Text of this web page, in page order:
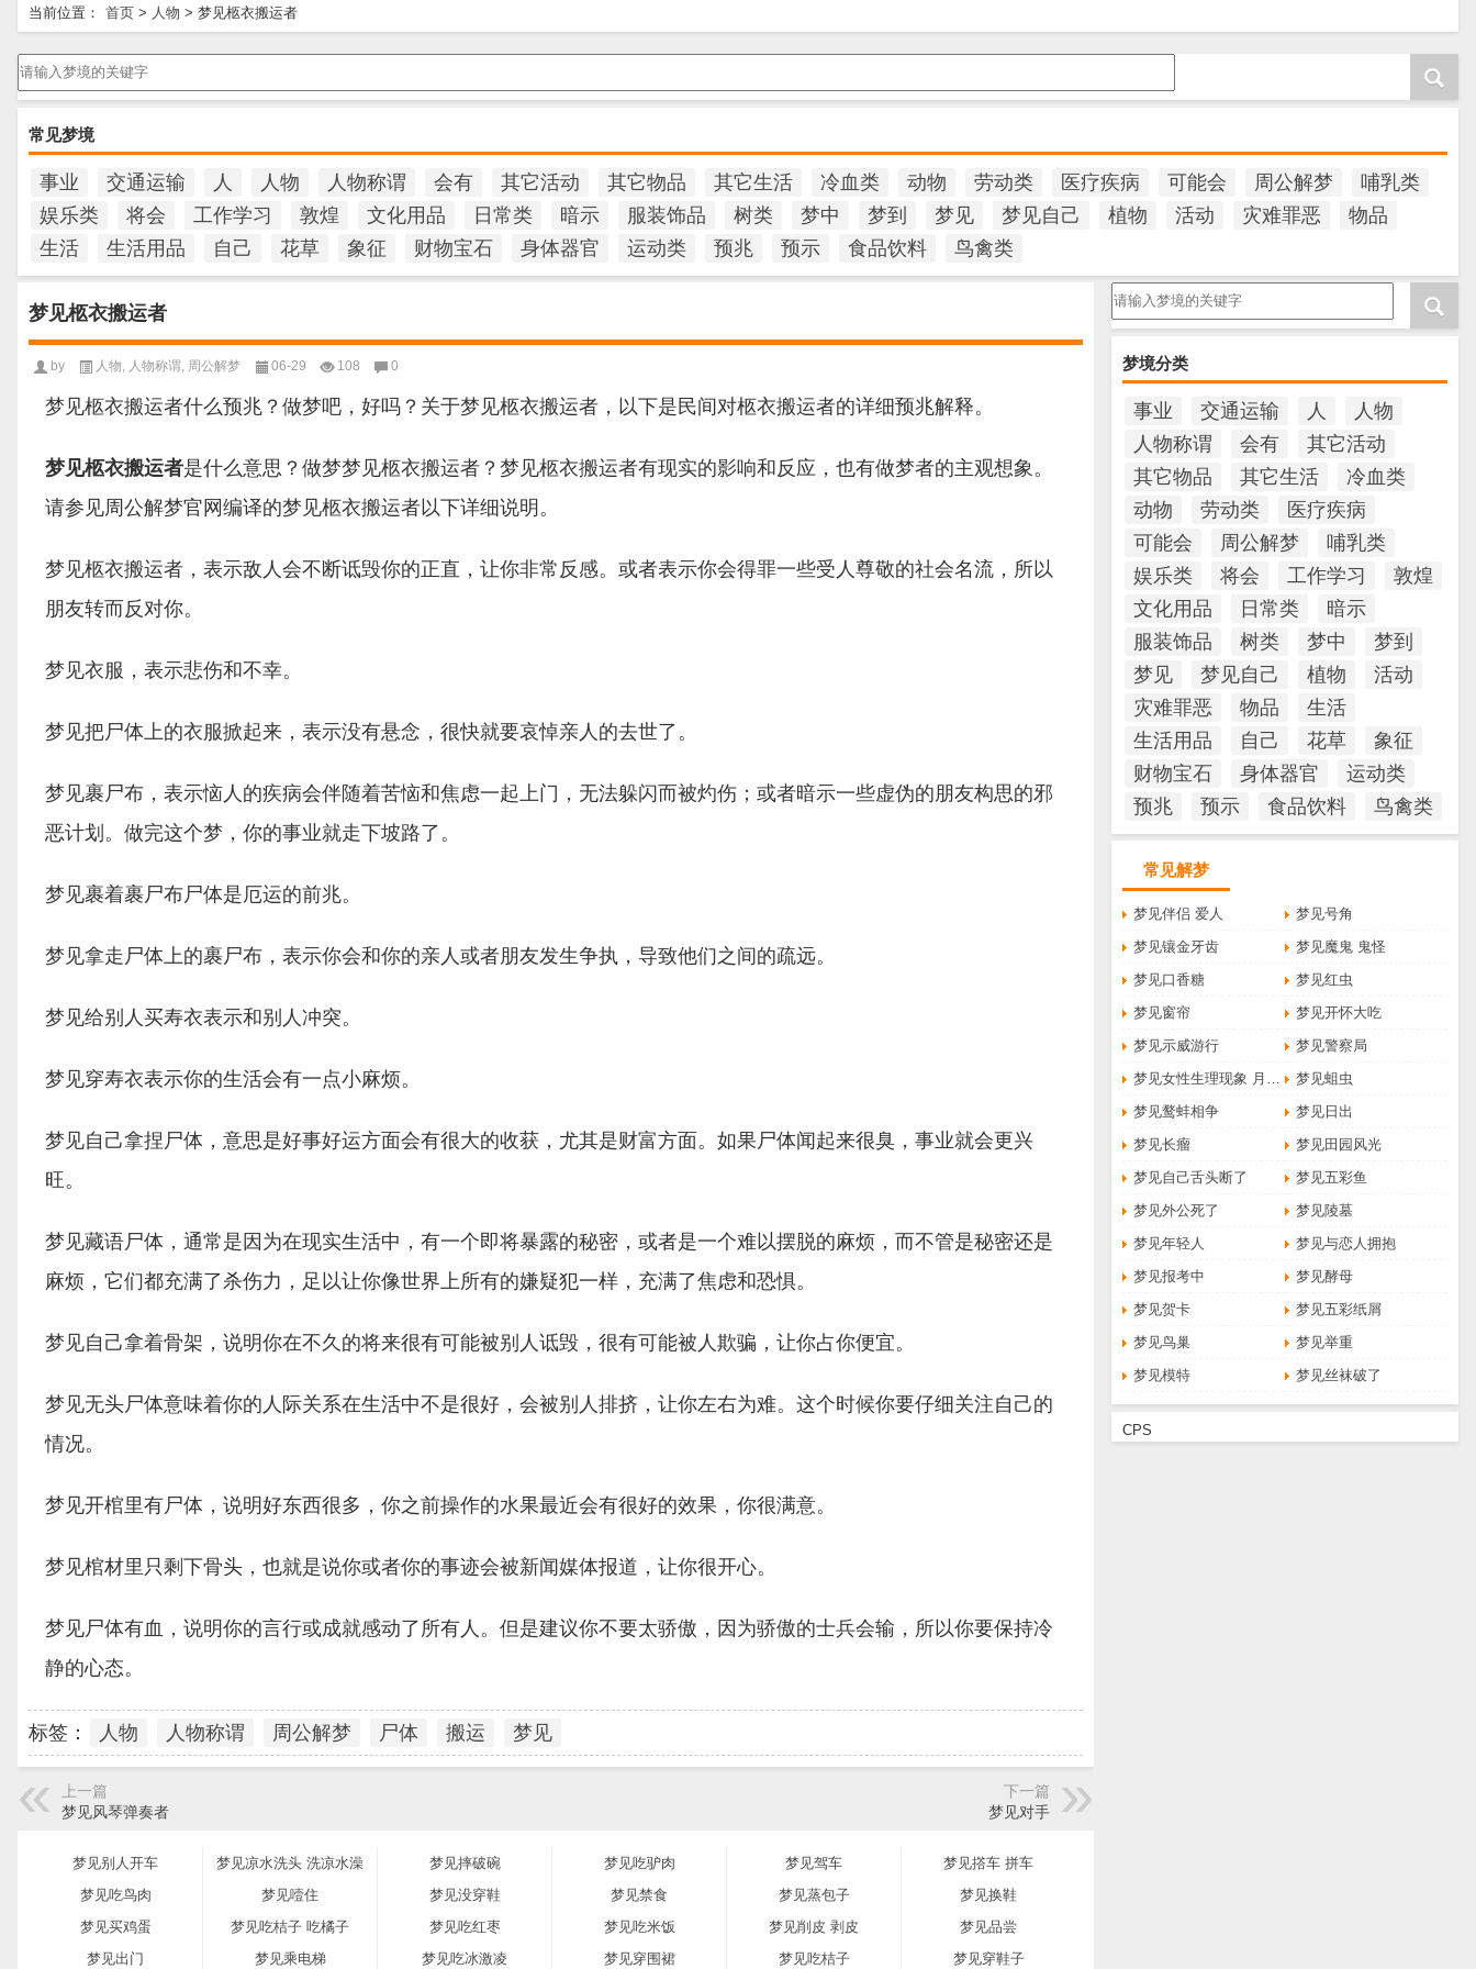
当前位置： 首页 > 人物 > 梦见柩衣搬运者
请输入梦境的关键字
常见梦境
事业 交通运输 人 人物 人物称谓 会有 其它活动 其它物品 其它生活 冷血类 动物 劳动类 医疗疾病 可能会 周公解梦
哺乳类
娱乐类
将会 工作学习 敦煌 文化用品 日常类 暗示 服装饰品 树类 梦中 梦到 梦见 梦见自己 植物 活动 灾难罪恶
物品
生活
生活用品 自己 花草 象征 财物宝石 身体器官 运动类 预兆 预示 食品饮料 鸟禽类
请输入梦境的关键字
梦境分类
事业 交通运输 人
人物
人物称谓
会有
其它活动
其它物品
其它生活
冷血类
动物
劳动类
医疗疾病
可能会
周公解梦
哺乳类
娱乐类
将会 工作学习
敦煌
文化用品
日常类
暗示
服装饰品
树类 梦中
梦到
梦见
梦见自己 植物
活动
灾难罪恶
物品
生活
生活用品
自己 花草
象征
财物宝石
身体器官
运动类
预兆
预示 食品饮料 鸟禽类
常见解梦
梦见伴侣 爱人
梦见号角
梦见镶金牙齿
梦见魔鬼 鬼怪
梦见口香糖
梦见红虫
梦见窗帘
梦见开怀大吃
梦见示威游行
梦见警察局
梦见女性生理现象 月经 例假
梦见蛆虫
梦见鹜蚌相争
梦见日出
梦见长瘤
梦见田园风光
梦见自己舌头断了
梦见五彩鱼
梦见外公死了
梦见陵墓
梦见年轻人
梦见与恋人拥抱
梦见报考中
梦见酵母
梦见贺卡
梦见五彩纸屑
梦见鸟巢
梦见举重
梦见模特
梦见丝袜破了
CPS
梦见柩衣搬运者
by 人物, 人物称谓, 周公解梦 06-29 108 0
梦见柩衣搬运者什么预兆？做梦吧，好吗？关于梦见柩衣搬运者，以下是民间对柩衣搬运者的详细预兆解释。
梦见柩衣搬运者是什么意思？做梦梦见柩衣搬运者？梦见柩衣搬运者有现实的影响和反应，也有做梦者的主观想象。
请参见周公解梦官网编译的梦见柩衣搬运者以下详细说明。
梦见柩衣搬运者，表示敌人会不断诋毁你的正直，让你非常反感。或者表示你会得罪一些受人尊敬的社会名流，所以
朋友转而反对你。
梦见衣服，表示悲伤和不幸。
梦见把尸体上的衣服掀起来，表示没有悬念，很快就要哀悼亲人的去世了。
梦见裹尸布，表示恼人的疾病会伴随着苦恼和焦虑一起上门，无法躲闪而被灼伤；或者暗示一些虚伪的朋友构思的邪
恶计划。做完这个梦，你的事业就走下坡路了。
梦见裹着裹尸布尸体是厄运的前兆。
梦见拿走尸体上的裹尸布，表示你会和你的亲人或者朋友发生争执，导致他们之间的疏远。
梦见给别人买寿衣表示和别人冲突。
梦见穿寿衣表示你的生活会有一点小麻烦。
梦见自己拿捏尸体，意思是好事好运方面会有很大的收获，尤其是财富方面。如果尸体闻起来很臭，事业就会更兴
旺。
梦见藏语尸体，通常是因为在现实生活中，有一个即将暴露的秘密，或者是一个难以摆脱的麻烦，而不管是秘密还是
麻烦，它们都充满了杀伤力，足以让你像世界上所有的嫌疑犯一样，充满了焦虑和恐惧。
梦见自己拿着骨架，说明你在不久的将来很有可能被别人诋毁，很有可能被人欺骗，让你占你便宜。
梦见无头尸体意味着你的人际关系在生活中不是很好，会被别人排挤，让你左右为难。这个时候你要仔细关注自己的
情况。
梦见开棺里有尸体，说明好东西很多，你之前操作的水果最近会有很好的效果，你很满意。
梦见棺材里只剩下骨头，也就是说你或者你的事迹会被新闻媒体报道，让你很开心。
梦见尸体有血，说明你的言行或成就感动了所有人。但是建议你不要太骄傲，因为骄傲的士兵会输，所以你要保持冷
静的心态。
标签： 人物 人物称谓 周公解梦 尸体 搬运 梦见
上一篇
梦见风琴弹奏者
下一篇
梦见对手
梦见别人开车 梦见凉水洗头 洗凉水澡 梦见摔破碗 梦见吃驴肉 梦见驾车
梦见撘车 拼车
梦见吃鸟肉
梦见噎住 梦见没穿鞋 梦见禁食 梦见蒸包子
梦见换鞋
梦见买鸡蛋
梦见吃桔子 吃橘子 梦见吃红枣 梦见吃米饭 梦见削皮 剥皮
梦见品尝
梦见出门
梦见乘电梯 梦见吃冰激凌 梦见穿围裙 梦见吃桔子 梦见穿鞋子